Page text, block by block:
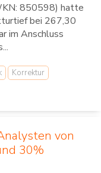
850598) hatte
bei 267,30
im Anschluss
Korrektur
von
30%